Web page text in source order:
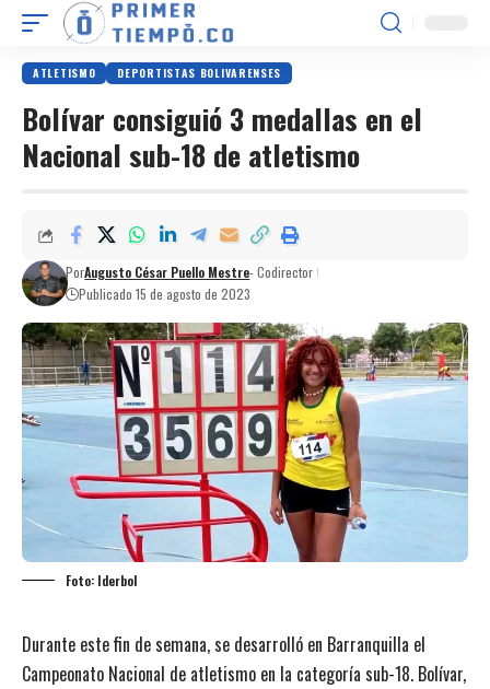
ATLETISMO DEPORTISTAS BOLIVARENSES
Bolívar consiguió 3 medallas en el
Nacional sub-18 de atletismo
PorAugusto César Puello Mestre- Codirector
Publicado 15 de agosto de 2023
Foto: Iderbol
Durante este fin de semana, se desarrolló en Barranquilla el
Campeonato Nacional de atletismo en la categoría sub-18. Bolívar,